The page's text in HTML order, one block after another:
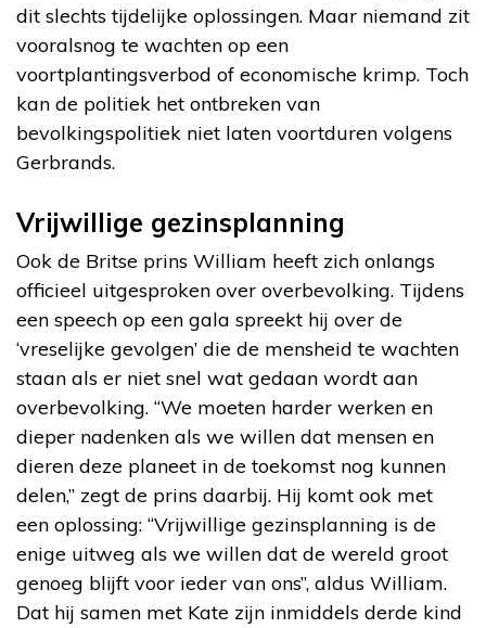
dit slechts tijdelijke oplossingen. Maar niemand zit
vooralsnog te wachten op een
voortplantingsverbod of economische krimp. Toch
kan de politiek het ontbreken van
bevolkingspolitiek niet laten voortduren volgens
Gerbrands.
Vrijwillige gezinsplanning
Ook de Britse prins William heeft zich onlangs
officieel uitgesproken over overbevolking. Tijdens
een speech op een gala spreekt hij over de
‘vreselijke gevolgen’ die de mensheid te wachten
staan als er niet snel wat gedaan wordt aan
overbevolking. “We moeten harder werken en
dieper nadenken als we willen dat mensen en
dieren deze planeet in de toekomst nog kunnen
delen,” zegt de prins daarbij. Hij komt ook met
een oplossing: “Vrijwillige gezinsplanning is de
enige uitweg als we willen dat de wereld groot
genoeg blijft voor ieder van ons”, aldus William.
Dat hij samen met Kate zijn inmiddels derde kind